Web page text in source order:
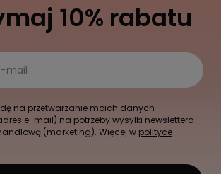
10% rabatu
mail
na przetwarzanie moich danych
e-mail) na potrzeby wysyłki newslettera
(marketing). Więcej w polityce